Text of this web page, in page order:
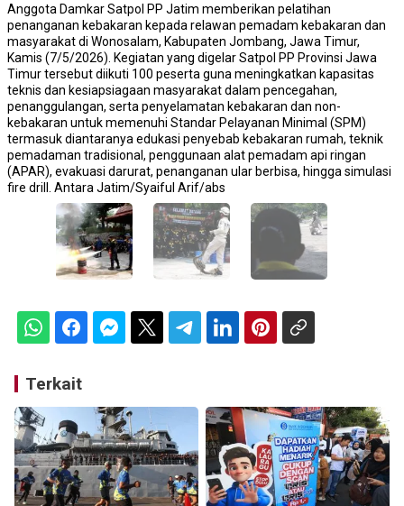
Anggota Damkar Satpol PP Jatim memberikan pelatihan
penanganan kebakaran kepada relawan pemadam kebakaran dan
masyarakat di Wonosalam, Kabupaten Jombang, Jawa Timur,
Kamis (7/5/2026). Kegiatan yang digelar Satpol PP Provinsi Jawa
Timur tersebut diikuti 100 peserta guna meningkatkan kapasitas
teknis dan kesiapsiagaan masyarakat dalam pencegahan,
penanggulangan, serta penyelamatan kebakaran dan non-
kebakaran untuk memenuhi Standar Pelayanan Minimal (SPM)
termasuk diantaranya edukasi penyebab kebakaran rumah, teknik
pemadaman tradisional, penggunaan alat pemadam api ringan
(APAR), evakuasi darurat, penanganan ular berbisa, hingga simulasi
fire drill. Antara Jatim/Syaiful Arif/abs
Terkait